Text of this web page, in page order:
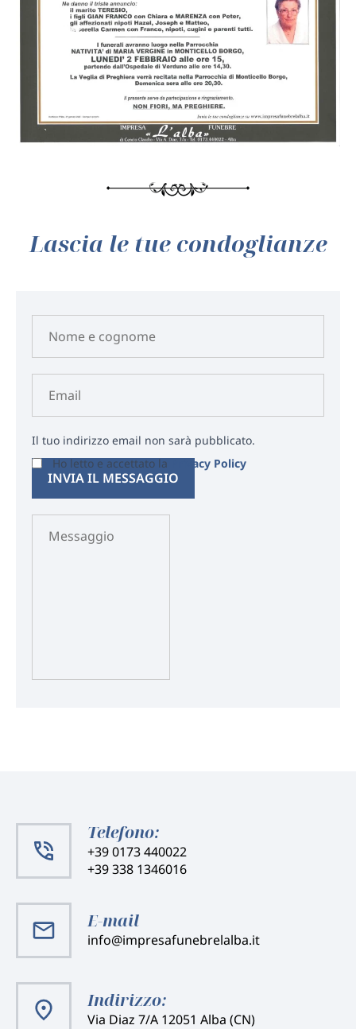
Lascia le tue condoglianze
Il tuo indirizzo email non sarà pubblicato.
Ho letto e accettato laPrivacy Policy
Telefono:
+39 0173 440022
+39 338 1346016
E-mail
info@impresafunebrelalba.it
Indirizzo:
Via Diaz 7/A 12051 Alba (CN)